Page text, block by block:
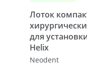
Лоток
для
Helix
Neodent